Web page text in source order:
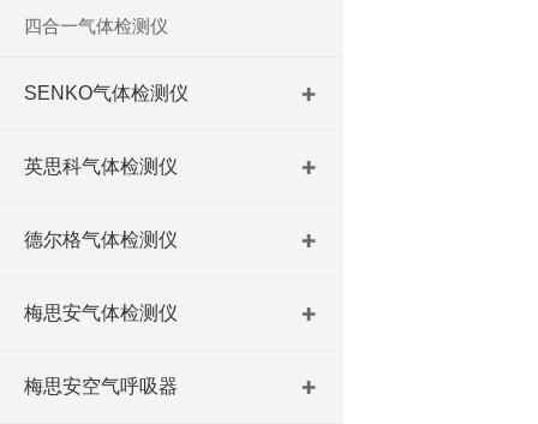
四合一气体检测仪
SENKO气体检测仪
英思科气体检测仪
德尔格气体检测仪
梅思安气体检测仪
梅思安空气呼吸器